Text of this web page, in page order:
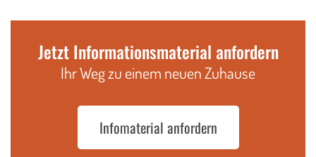
Jetzt Informationsmaterial anfordern
Ihr Weg zu einem neuen Zuhause
Infomaterial anfordern